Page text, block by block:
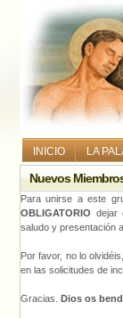
INICIO LA
Nuevos
Para unirse a este
OBLIGATORIO dejar
saludo y presentación
Por favor, no lo
en las solicitudes de
Gracias. Dios os